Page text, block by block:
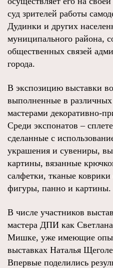
суд зрителей работы
Дудинки и других
муниципального района,
общественных связей
города.
В экспозицию выставки
выполненные в
мастерами декоративно-
Среди экспонатов –
сделанные с
украшения и сувениры,
картины, вязанные
салфетки, тканые
фигуры, панно и картины.
В числе участников
мастера ДПИ как
Мишке, уже имеющие
выставках Наталья
Впервые поделились